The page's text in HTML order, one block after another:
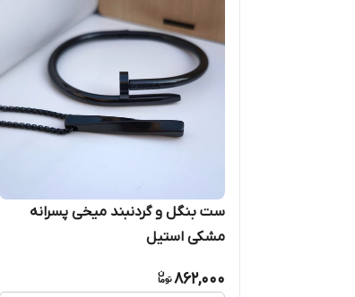
ست بنگل و گردنبند میخی پسرانه
مشکی استیل
862,000